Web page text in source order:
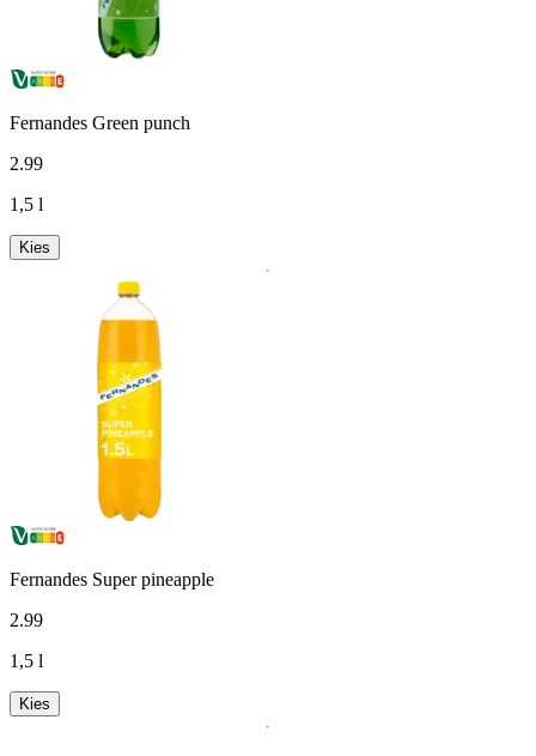
Fernandes Green punch
2.99
1,5 l
Kies
Fernandes Super pineapple
2.99
1,5 l
Kies